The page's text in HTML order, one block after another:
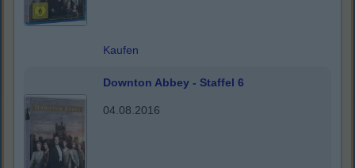
Kaufen
Downton Abbey - Staffel 6
04.08.2016